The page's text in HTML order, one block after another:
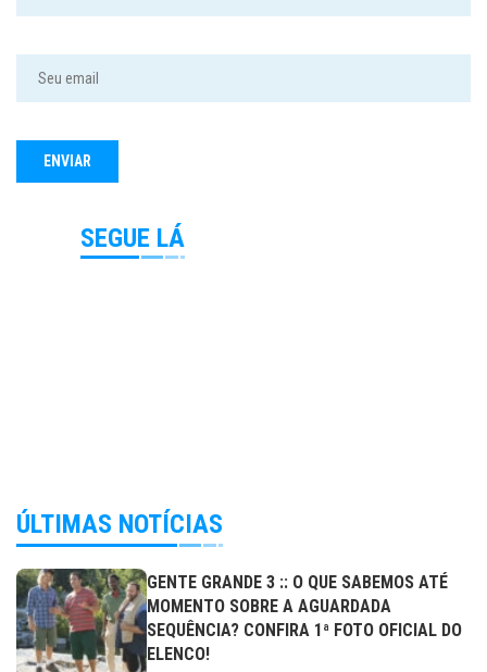
SEGUE LÁ
ÚLTIMAS NOTÍCIAS
GENTE GRANDE 3 :: O QUE SABEMOS ATÉ
MOMENTO SOBRE A AGUARDADA
SEQUÊNCIA? CONFIRA 1ª FOTO OFICIAL DO
ELENCO!